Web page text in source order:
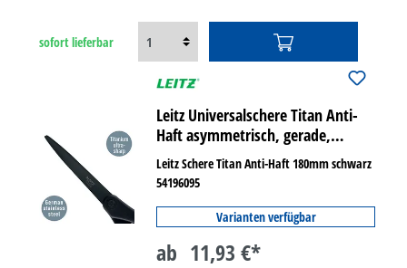
sofort lieferbar
Leitz Universalschere Titan Anti-
Haft asymmetrisch, gerade,
Langauge Länge 180 mm
Leitz Schere Titan Anti-Haft 180mm schwarz
54196095
Varianten verfügbar
ab 11,93 €*